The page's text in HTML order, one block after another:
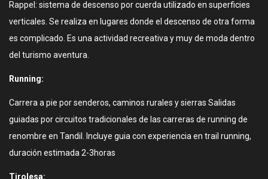
Rappel: sistema de descenso por cuerda utilizado en superficies
verticales. Se realiza en lugares donde el descenso de otra forma
es complicado. Es una actividad recreativa y muy de moda dentro
del turismo aventura.
Running:
Carrera a pie por senderos, caminos rurales y sierras Salidas
guiadas por circuitos tradicionales de las carreras de running de
renombre en Tandil. Incluye guia con experiencia en trail running,
duración estimada 2-3horas
Tirolesa: